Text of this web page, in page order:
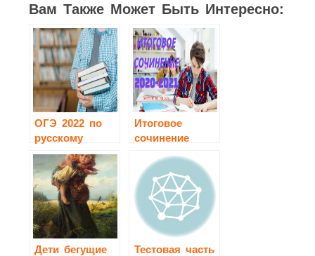
Вам Также Может Быть Интересно:
ОГЭ 2022 по
русскому
языку
Итоговое
сочинение
Дети бегущие
Тестовая часть